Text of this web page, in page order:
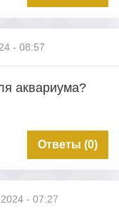
- 08:57
аквариума?
Ответы (0)
- 07:27